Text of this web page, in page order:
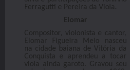
Ferragutti e Pereira da Viola.
Elomar
Compositor, violonista e cantor,
Elomar Figueira Melo nasceu
na cidade baiana de Vitória da
Conquista e aprendeu a tocar
viola ainda garoto. Gravou seu